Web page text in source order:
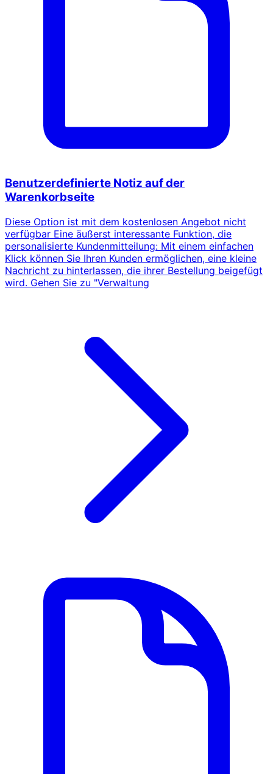
Benutzerdefinierte Notiz auf der
Warenkorbseite
Diese Option ist mit dem kostenlosen Angebot nicht
verfügbar Eine äußerst interessante Funktion, die
personalisierte Kundenmitteilung: Mit einem einfachen
Klick können Sie Ihren Kunden ermöglichen, eine kleine
Nachricht zu hinterlassen, die ihrer Bestellung beigefügt
wird. Gehen Sie zu "Verwaltung